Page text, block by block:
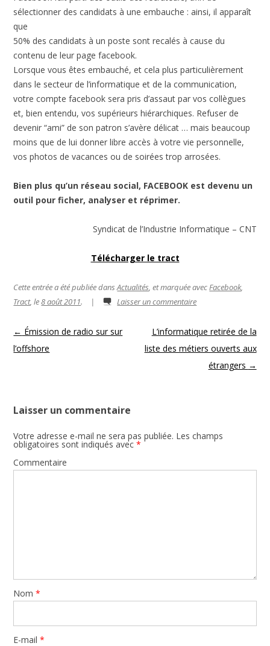
sélectionner des candidats à une embauche : ainsi, il apparaît
que
50% des candidats à un poste sont recalés à cause du
contenu de leur page facebook.
Lorsque vous êtes embauché, et cela plus particulièrement
dans le secteur de l’informatique et de la communication,
votre compte facebook sera pris d’assaut par vos collègues
et, bien entendu, vos supérieurs hiérarchiques. Refuser de
devenir “ami” de son patron s’avère délicat … mais beaucoup
moins que de lui donner libre accès à votre vie personnelle,
vos photos de vacances ou de soirées trop arrosées.
Bien plus qu’un réseau social, FACEBOOK est devenu un
outil pour ficher, analyser et réprimer.
Syndicat de l’Industrie Informatique – CNT
Télécharger le tract
Cette entrée a été publiée dansActualités, et marquée avecFacebook,
Tract, le8 août 2011. | Laisser un commentaire
Navigation des articles
← Émission de radio sur sur
l’offshore
L’informatique retirée de la
liste des métiers ouverts aux
étrangers →
Laisser un commentaire
Votre adresse e-mail ne sera pas publiée. Les champs
obligatoires sont indiqués avec*
Commentaire
Nom*
E-mail*